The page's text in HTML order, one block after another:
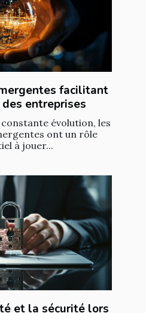
facilitant
entreprises
évolution, les
ont un rôle
à jouer...
et la sécurité lors